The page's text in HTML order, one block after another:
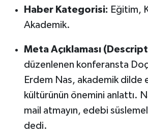
Haber Kategorisi: Eğitim,
Akademik.
Meta Açıklaması
düzenlenen konferansta
Erdem Nas, akademik dilde
kültürünün önemini anlattı.
mail atmayın, edebi
dedi.